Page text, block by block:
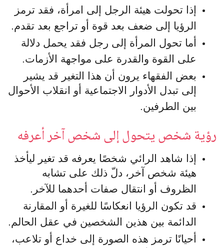
إذا تحولت هيئة الرجل إلى امرأة، فقد ترمز
الرؤيا إلى ضعف بعد قوة أو تراجع بعد تقدم.
أما تحول المرأة إلى رجل فقد يحمل دلالة
على القوة والقدرة على مواجهة الأزمات.
بعض الفقهاء يرون أن هذا التغير قد يشير
إلى تبدل الأدوار الاجتماعية أو انقلاب الأحوال
بين الطرفين.
رؤية شخص يتحول إلى شخص آخر أعرفه
إذا شاهد الرائي شخصًا يعرفه قد تغير ليأخذ
هيئة شخص آخر، دلّ ذلك على تشابه
الظروف أو انتقال صفات أحدهما للآخر.
قد تكون الرؤيا انعكاسًا للغيرة أو المقارنة
الدائمة بين هذين الشخصين في عقل الحالم.
أحيانًا ترمز هذه الصورة إلى خداع أو تلاعب،